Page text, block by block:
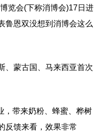
览会(下称消博会)17日进
鲁恩双没想到消博会这么
蒙古国、马来西亚首次
带来奶粉、蜂蜜、桦树
反馈来看，效果非常